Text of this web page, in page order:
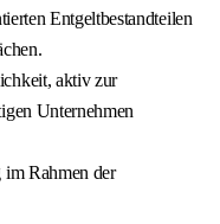
Entgeltbestandteilen
aktiv zur
Unternehmen
im Rahmen der